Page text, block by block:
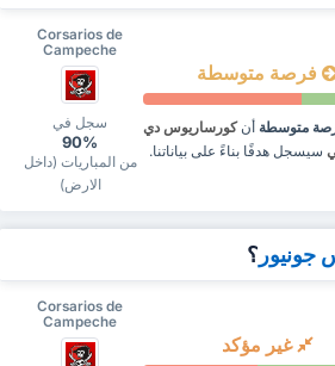
Corsarios de
Campeche
سجل في
90%
من المباريات (داخل
الارض)
فرصة متوسطة
متوسطة أنكورساريوس دي
سيسجل هدفًا بناءً على بياناتنا.
جونيور ؟
Corsarios de
Campeche
غير مؤكد